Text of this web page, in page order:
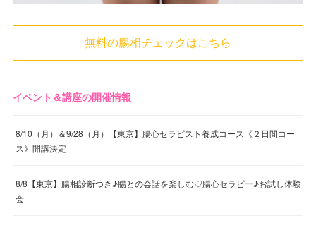
無料の腸相チェックはこちら
イベント＆講座の開催情報
8/10（月）＆9/28（月）【東京】腸心セラピスト養成コース《２日間コー
ス》開講決定
8/8【東京】腸相診断つき♪腸との会話を楽しむ♡腸心セラピー♪お試し体験
会